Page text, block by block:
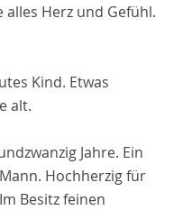
Herz und Gefühl.
Kind. Etwas
alt.
Jahre. Ein
Hochherzig für
Besitz feinen